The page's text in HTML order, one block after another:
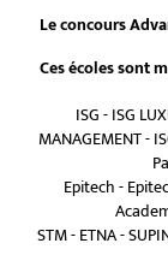
Le concours
Ces écoles sont
ISG-ISG
MANAGEMENT-
Epitech-
STM-ETNA-